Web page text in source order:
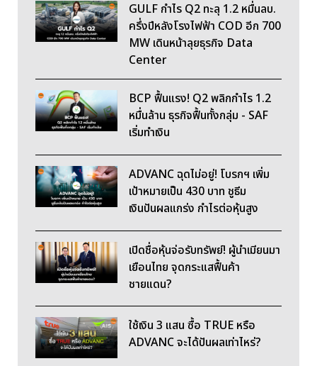
GULF กำไร Q2 ทะลุ 1.2 หมื่นลบ.
ครึ่งปีหลังโรงไฟฟ้า COD อีก 700
MW เดินหน้าลุยธุรกิจ Data
Center
BCP ฟื้นแรง! Q2 พลิกกำไร 1.2
หมื่นล้าน ธุรกิจฟื้นทั้งกลุ่ม - SAF
เริ่มทำเงิน
ADVANC ฉุดไม่อยู่! โบรกฯ เพิ่ม
เป้าหมายเป็น 430 บาท ชูธีม
เงินปันผลแกร่ง กำไรต่อหุ้นสูง
เปิดชื่อหุ้นจ่อรับทรัพย์! ผู้นำเมียนมา
เยือนไทย จุดกระแสฟื้นค้า
ชายแดน?
ใช้เงิน 3 แสน ซื้อ TRUE หรือ
ADVANC จะได้ปันผลเท่าไหร่?